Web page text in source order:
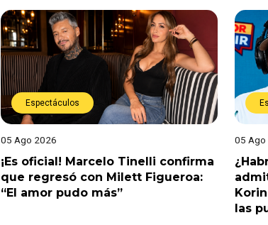
Espectáculos
05 Ago 2026
¡Es oficial! Marcelo Tinelli confirma
que regresó con Milett Figueroa:
“El amor pudo más”
05 Ago
las